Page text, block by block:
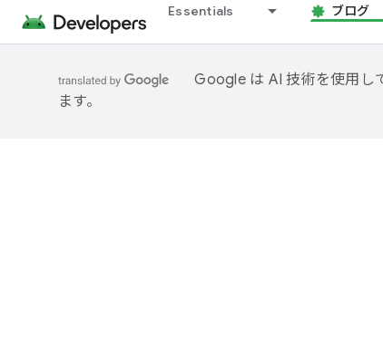
Essentials ブログ
Google は AI 技術を使用し
ます。